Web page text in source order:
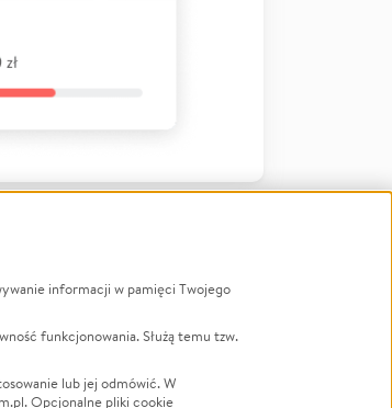
LGBTQ+
Powódź
informacji w pamięci Twojego
funkcjonowania. Służą temu tzw.
lub jej odmówić. W
Opcjonalne pliki cookie